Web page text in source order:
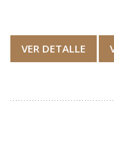
VER DETALLE